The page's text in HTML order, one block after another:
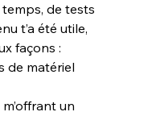
de tests
t’a été utile,
façons :
de matériel
un